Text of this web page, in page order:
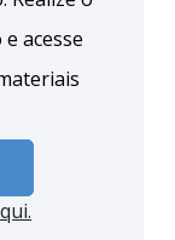
acesse